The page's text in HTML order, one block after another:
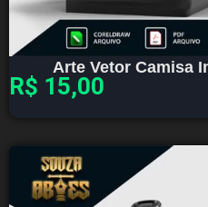
Arte Vetor Camisa
R$ 15,00